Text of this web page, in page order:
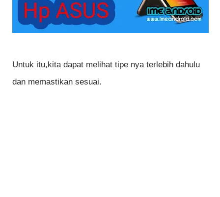
Untuk itu,kita dapat melihat tipe nya terlebih dahulu
dan memastikan sesuai.